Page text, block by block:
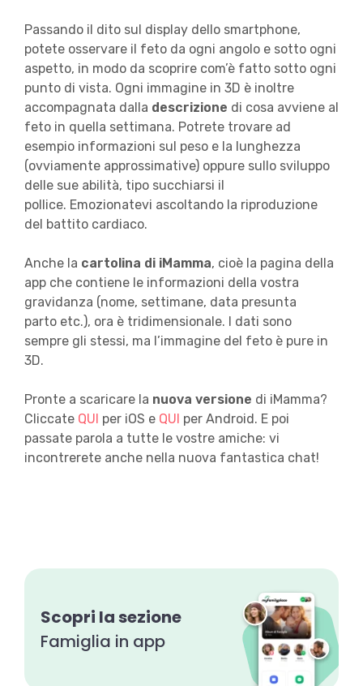
Passando il dito sul display dello smartphone,
potete osservare il feto da ogni angolo e sotto ogni
aspetto, in modo da scoprire com’è fatto sotto ogni
punto di vista. Ogni immagine in 3D è inoltre
accompagnata dalla descrizione di cosa avviene al
feto in quella settimana. Potrete trovare ad
esempio informazioni sul peso e la lunghezza
(ovviamente approssimative) oppure sullo sviluppo
delle sue abilità, tipo succhiarsi il
pollice. Emozionatevi ascoltando la riproduzione
del battito cardiaco.
Anche la cartolina di iMamma, cioè la pagina della
app che contiene le informazioni della vostra
gravidanza (nome, settimane, data presunta
parto etc.), ora è tridimensionale. I dati sono
sempre gli stessi, ma l’immagine del feto è pure in
3D.
Pronte a scaricare la nuova versione di iMamma?
Cliccate QUI per iOS e QUI per Android. E poi
passate parola a tutte le vostre amiche: vi
incontrerete anche nella nuova fantastica chat!
Scopri la sezione
Famiglia in app